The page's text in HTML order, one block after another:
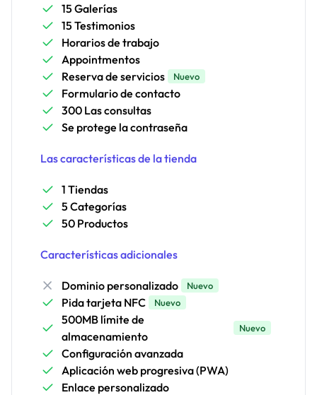
15 Galerías
15 Testimonios
Horarios de trabajo
Appointmentos
Reserva de servicios
Nuevo
Formulario de contacto
300 Las consultas
Se protege la contraseña
Las características de la tienda
1 Tiendas
5 Categorías
50 Productos
Características adicionales
Dominio personalizado Nuevo
Pida tarjeta NFC Nuevo
500MB límite de
almacenamiento
Nuevo
Configuración avanzada
Aplicación web progresiva (PWA)
Enlace personalizado